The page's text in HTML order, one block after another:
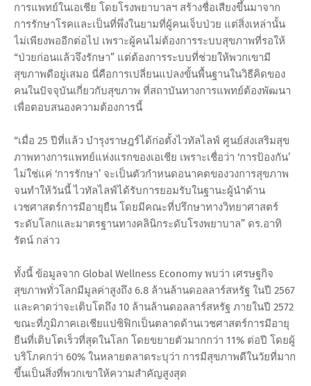
การแพทย์ในเอเชีย โดยโรงพยาบาลฯ สร้างชื่อเสียงขึ้นมาจาก
การรักษาโรคและเป็นที่พึ่งในยามที่ผู้คนเจ็บป่วย แต่สิ่งเหล่านั้น
ไม่เพียงพออีกต่อไป เพราะผู้คนไม่ต้องการระบบสุขภาพที่รอให้
“ป่วยก่อนแล้วจึงรักษา” แต่ต้องการระบบที่ช่วยให้พวกเขามี
สุขภาพดีอยู่เสมอ นี่คือการเปลี่ยนแปลงขั้นพื้นฐานในวิธีคิดของ
คนในปัจจุบันเกี่ยวกับสุขภาพ ที่สถาบันทางการแพทย์ต้องพัฒนา
เพื่อตอบสนองความต้องการนี้
“เมื่อ 25 ปีที่แล้ว บำรุงราษฎร์ได้ก่อตั้งไวทัลไลฟ์ ศูนย์ส่งเสริมสุข
ภาพทางการแพทย์แห่งแรกของเอเชีย เพราะเชื่อว่า ‘การป้องกัน’
ไม่ใช่แค่ ‘การรักษา’ จะเป็นตัวกำหนดอนาคตของวงการสุขภาพ
จนทำให้วันนี้ ไวทัลไลฟ์ได้รับการยอมรับในฐานะผู้นำด้าน
เวชศาสตร์การมีอายุยืน โดยมีคณะที่ปรึกษาทางวิทยาศาสตร์
ระดับโลกและมาตรฐานทางคลินิกระดับโรงพยาบาล” ดร.อาทิ
รัตน์ กล่าว
ทั้งนี้ ข้อมูลจาก Global Wellness Economy พบว่า เศรษฐกิจ
สุขภาพทั่วโลกมีมูลค่าสูงถึง 6.8 ล้านล้านดอลลาร์สหรัฐ ในปี 2567
และคาดว่าจะเติบโตถึง 10 ล้านล้านดอลลาร์สหรัฐ ภายในปี 2572
ขณะที่ภูมิภาคเอเชียแปซิฟิกเป็นตลาดด้านเวชศาสตร์การมีอายุ
ยืนที่เติบโตเร็วที่สุดในโลก โดยขยายตัวมากกว่า 11% ต่อปี โดยผู้
บริโภคกว่า 60% ในหลายตลาดระบุว่า การมีสุขภาพดีในวัยที่มาก
ขึ้นเป็นสิ่งที่พวกเขาให้ความสำคัญสูงสุด